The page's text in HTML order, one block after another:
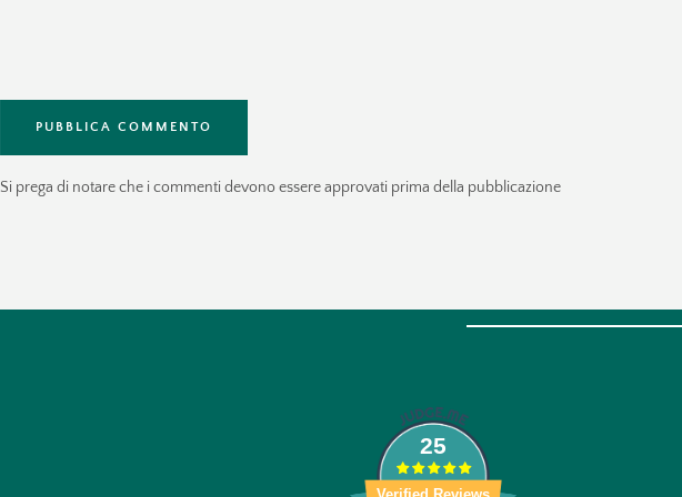
Si prega di notare che i commenti devono essere approvati prima della pubblicazione
ISCRIVITI ALLA
25